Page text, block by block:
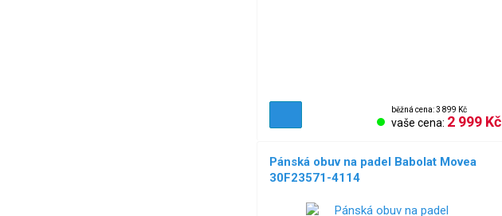
běžná cena: 3 899 Kč
vaše cena: 2 999 Kč
Pánská obuv na padel Babolat Movea
30F23571-4114